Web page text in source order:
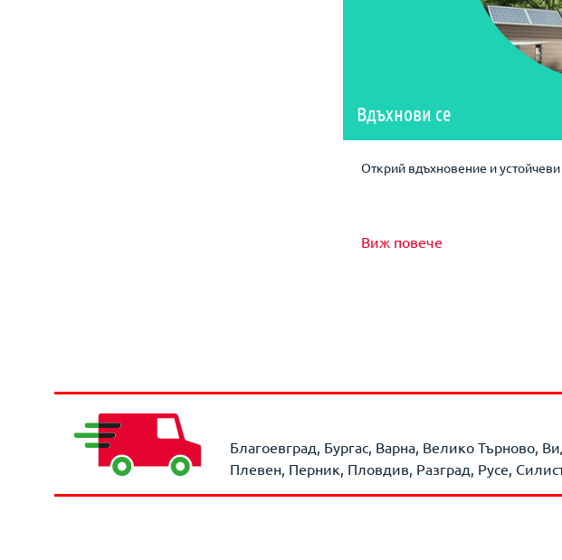
Вдъхнови се
Открий вдъхновение и
Виж повече
Благоевград, Бургас, Варна, Велико Търново,
Плевен, Перник, Пловдив, Разград, Русе,